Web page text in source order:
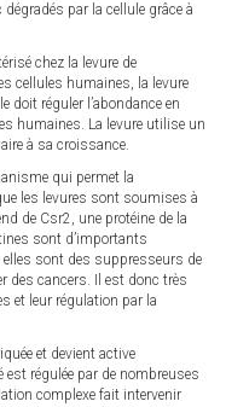
par la cellule grâce à
chez la levure de
cellules humaines, la levure
doit réguler l’abondance en
humaines. La levure utilise un
à sa croissance.
qui permet la
les levures sont soumises à
de Csr2, une protéine de la
sont d’importants
elles sont des suppresseurs de
des cancers. Il est donc très
et leur régulation par la
et devient active
régulée par de nombreuses
complexe fait intervenir